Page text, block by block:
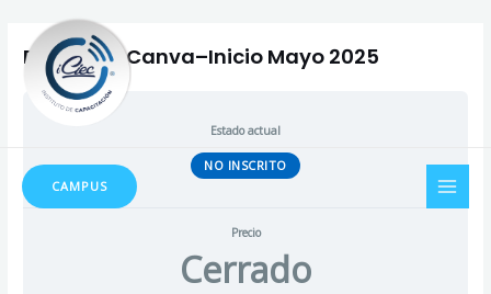
contenido
CAMPUS
Diseño en Canva–Inicio Mayo 2025
Estado actual
NO INSCRITO
Precio
Cerrado